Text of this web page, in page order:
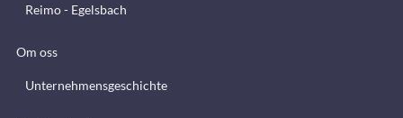
Reimo - Egelsbach
Om oss
Unternehmensgeschichte